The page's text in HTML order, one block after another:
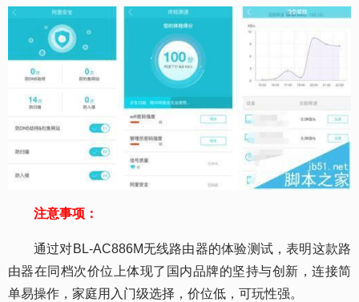
注意事项：
通过对BL-AC886M无线路由器的体验测试，表明这款路
由器在同档次价位上体现了国内品牌的坚持与创新，连接简
单易操作，家庭用入门级选择，价位低，可玩性强。